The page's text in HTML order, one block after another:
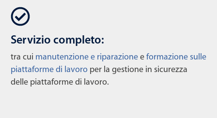
Servizio completo:
tra cui manutenzione e riparazione e formazione sulle
piattaforme di lavoro per la gestione in sicurezza
delle piattaforme di lavoro.